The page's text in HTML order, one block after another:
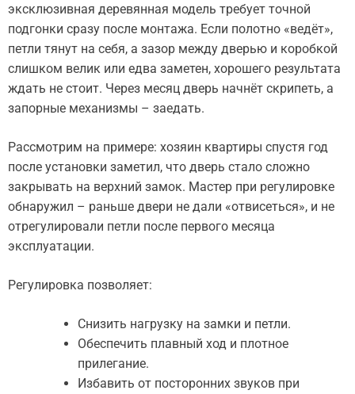
эксклюзивная деревянная модель требует точной
подгонки сразу после монтажа. Если полотно «ведёт»,
петли тянут на себя, а зазор между дверью и коробкой
слишком велик или едва заметен, хорошего результата
ждать не стоит. Через месяц дверь начнёт скрипеть, а
запорные механизмы – заедать.
Рассмотрим на примере: хозяин квартиры спустя год
после установки заметил, что дверь стало сложно
закрывать на верхний замок. Мастер при регулировке
обнаружил – раньше двери не дали «отвисеться», и не
отрегулировали петли после первого месяца
эксплуатации.
Регулировка позволяет:
Снизить нагрузку на замки и петли.
Обеспечить плавный ход и плотное
прилегание.
Избавить от посторонних звуков при